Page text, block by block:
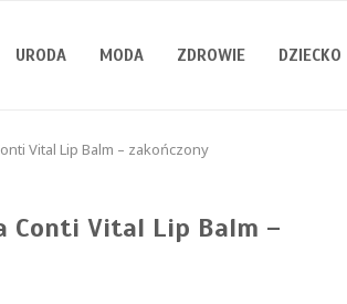
URODA MODA ZDROWIE DZIECKO
Vital Lip Balm – zakończony
Conti Vital Lip Balm –